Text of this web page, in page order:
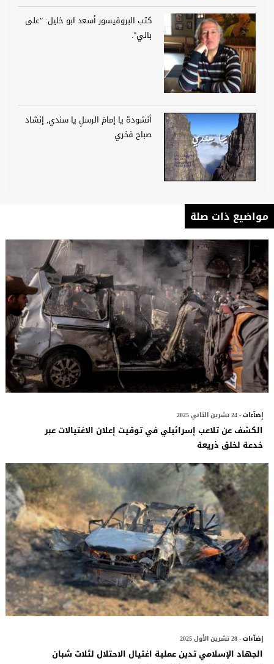
كتب البروفيسور أسعد ابو خليل: "على
بالي".
أنشودة يا إمامَ الرسلِ يا سندي, إنشاد
صباح فخري
مواضيع ذات صلة
إضآءات- 24 تشرين الثاني 2025
الكشف عن تلاعب إسرائيلي في توقيت إعلان الاغتيالات عبر
خدعة لخلق ذريعة
إضآءات- 28 تشرين الأول 2025
الجهاد الإسلامي تدين عملية اغتيال الاحتلال لثلاث شبان